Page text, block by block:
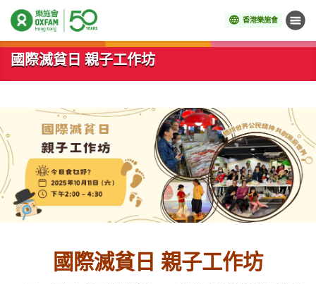
香港樂施會 目錄
開始主要內容
國際滅貧日 親子工作坊
國際滅貧日 親子工作坊